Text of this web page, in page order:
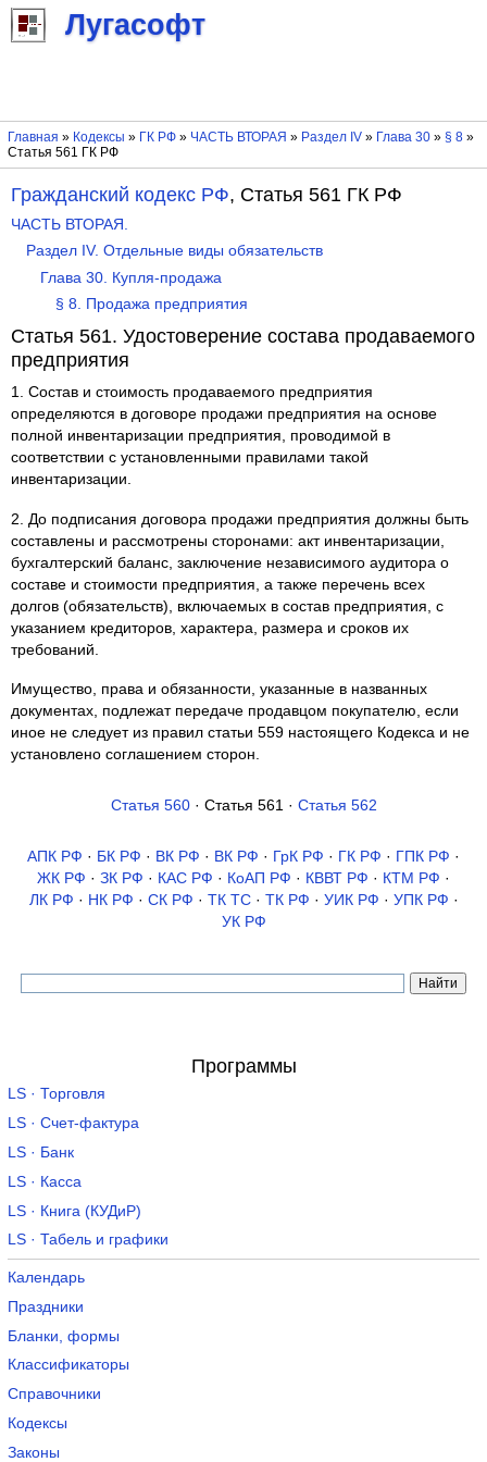
Лугасофт
Главная » Кодексы » ГК РФ» ЧАСТЬ ВТОРАЯ » Раздел IV» Глава 30» § 8»
Статья 561 ГК РФ
Гражданский кодекс РФ, Статья 561 ГК РФ
ЧАСТЬ ВТОРАЯ.
Раздел IV. Отдельные виды обязательств
Глава 30. Купля-продажа
§ 8. Продажа предприятия
Статья 561. Удостоверение состава продаваемого
предприятия
1. Состав и стоимость продаваемого предприятия
определяются в договоре продажи предприятия на основе
полной инвентаризации предприятия, проводимой в
соответствии с установленными правилами такой
инвентаризации.
2. До подписания договора продажи предприятия должны быть
составлены и рассмотрены сторонами: акт инвентаризации,
бухгалтерский баланс, заключение независимого аудитора о
составе и стоимости предприятия, а также перечень всех
долгов (обязательств), включаемых в состав предприятия, с
указанием кредиторов, характера, размера и сроков их
требований.
Имущество, права и обязанности, указанные в названных
документах, подлежат передаче продавцом покупателю, если
иное не следует из правил статьи 559 настоящего Кодекса и не
установлено соглашением сторон.
Статья 560· Статья 561 · Статья 562
АПК РФ · БК РФ · ВК РФ · ВК РФ · ГрК РФ · ГК РФ · ГПК РФ ·
ЖК РФ · ЗК РФ · КАС РФ · КоАП РФ · КВВТ РФ · КТМ РФ ·
ЛК РФ · НК РФ · СК РФ · ТК TC· ТК РФ · УИК РФ · УПК РФ ·
УК РФ
Программы
LS · Торговля
LS · Счет-фактура
LS · Банк
LS · Касса
LS · Книга (КУДиР)
LS · Табель и графики
Календарь
Праздники
Бланки, формы
Классификаторы
Справочники
Кодексы
Законы